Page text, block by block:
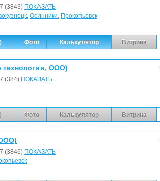
(3843) ПОКАЗАТЬ
, Осинники, Прокопьевск
Фото Калькулятор Витрина
технологии, ООО)
(384) ПОКАЗАТЬ
Фото Калькулятор Витрина
(3846) ПОКАЗАТЬ